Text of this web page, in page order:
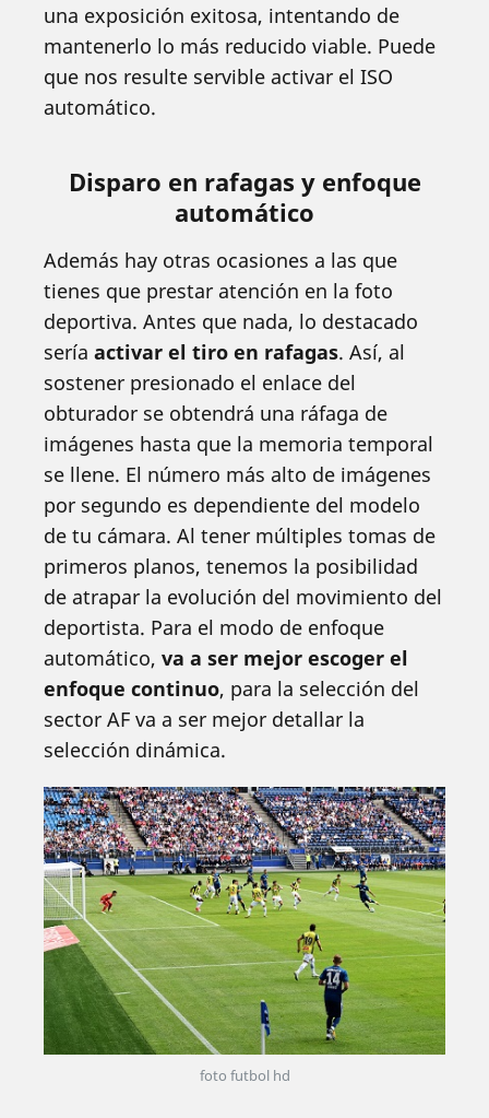
una exposición exitosa, intentando de
mantenerlo lo más reducido viable. Puede
que nos resulte servible activar el ISO
automático.
Disparo en rafagas y enfoque
automático
Además hay otras ocasiones a las que
tienes que prestar atención en la foto
deportiva. Antes que nada, lo destacado
sería activar el tiro en rafagas. Así, al
sostener presionado el enlace del
obturador se obtendrá una ráfaga de
imágenes hasta que la memoria temporal
se llene. El número más alto de imágenes
por segundo es dependiente del modelo
de tu cámara. Al tener múltiples tomas de
primeros planos, tenemos la posibilidad
de atrapar la evolución del movimiento del
deportista. Para el modo de enfoque
automático, va a ser mejor escoger el
enfoque continuo, para la selección del
sector AF va a ser mejor detallar la
selección dinámica.
foto futbol hd